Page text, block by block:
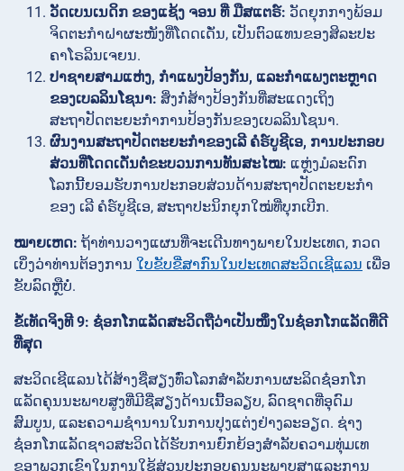
ວັດເບນເນດິກ ຂອງແຊ້ງ ຈອນ ທີ່ ມືສແຕຣ໌: ວັດຍຸກກາງພ້ອມ
ຈິດຕະກຳຝາຜະໜັງທີ່ໂດດເດັ່ນ, ເປັນຕົວແທນຂອງສິລະປະ
ຄາໂຣລິນເຈຍນ.
ປາຊາຍສາມແຫ່ງ, ກຳແພງປ້ອງກັນ, ແລະກຳແພງຕະຫຼາດ
ຂອງເບລລິນໂຊນາ: ສິ່ງກໍ່ສ້າງປ້ອງກັນທີ່ສະແດງເຖິງ
ສະຖາປັດຕະຍະກຳການປ້ອງກັນຂອງເບລລິນໂຊນາ.
ຜົນງານສະຖາປັດຕະຍະກຳຂອງເລີ ຄໍຣ໌ບູຊີເອ, ການປະກອບ
ສ່ວນທີ່ໂດດເດັ່ນຕໍ່ຂະບວນການທັນສະໄໝ: ແຫຼ່ງມໍລະດົກ
ໂລກນີ້ຍອມຮັບການປະກອບສ່ວນດ້ານສະຖາປັດຕະຍະກຳ
ຂອງ ເລີ ຄໍຣ໌ບູຊີເອ, ສະຖາປະນິກຍຸກໃໝ່ທີ່ບຸກເບີກ.
ໝາຍເຫດ: ຖ້າທ່ານວາງແຜນທີ່ຈະເດີນທາງພາຍໃນປະເທດ, ກວດ
ເບິ່ງວ່າທ່ານຕ້ອງການ ໃບຂັບຂີ່ສາກົນໃນປະເທດສະວິດເຊີແລນ ເພື່ອ
ຂັບລົດຫຼືບໍ່.
ຂໍ້ເທັດຈິງທີ 9: ຊ໋ອກໂກແລັດສະວິດຖືວ່າເປັນໜຶ່ງໃນຊ໋ອກໂກແລັດທີ່ດີ
ທີ່ສຸດ
ສະວິດເຊີແລນໄດ້ສ້າງຊື່ສຽງທົ່ວໂລກສຳລັບການຜະລິດຊ໋ອກໂກ
ແລັດຄຸນນະພາບສູງທີ່ມີຊື່ສຽງດ້ານເນື້ອລຽບ, ລົດຊາດທີ່ອຸດົມ
ສົມບູນ, ແລະຄວາມຊຳນານໃນການປຸງແຕ່ງຢ່າງລະອຽດ. ຊ່າງ
ຊ໋ອກໂກແລັດຊາວສະວິດໄດ້ຮັບການຍົກຍ້ອງສຳລັບຄວາມທຸ່ມເທ
ຂອງພວກເຂົາໃນການໃຊ້ສ່ວນປະກອບຄຸນນະພາບສູງແລະການ